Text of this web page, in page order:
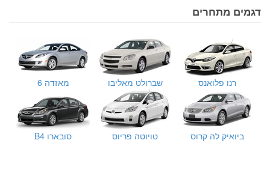
דגמים מתחרים
רנו פלואנס שברולט מאליבו מאזדה 6
ביואיק לה קרוס טויוטה פריוס סובארו B4